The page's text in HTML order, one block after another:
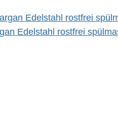
Edelstahl rostfrei